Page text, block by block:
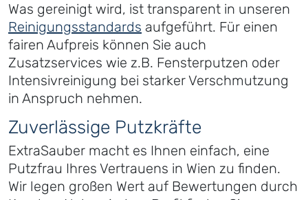
Was gereinigt wird, ist transparent in unseren
Reinigungsstandards aufgeführt. Für einen
fairen Aufpreis können Sie auch
Zusatzservices wie z.B. Fensterputzen oder
Intensivreinigung bei starker Verschmutzung
in Anspruch nehmen.
Zuverlässige Putzkräfte
ExtraSauber macht es Ihnen einfach, eine
Putzfrau Ihres Vertrauens in Wien zu finden.
Wir legen großen Wert auf Bewertungen durch